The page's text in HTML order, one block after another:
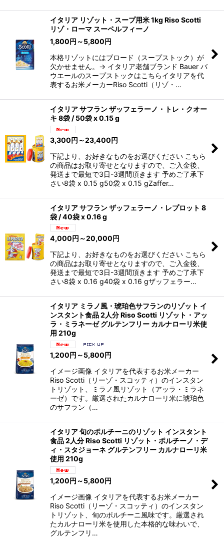
イタリア リゾット・スープ用米 1kg Riso Scotti
リゾ・ローマ スーペルフィーノ
1,800円 ～5,800円
本格リゾットにはブロード（スープストック）が
欠かせません。→ イタリア老舗ブランド Bauer バ
ウエールのスープストックはこちらイタリアを代
表するお米メーカーRiso Scotti（リゾ・…
イタリア サフラン ザッフェラーノ・トレ・クオー
キ 8袋 / 50袋 x 0.15 g
3,300円 ～23,400円
下記より、お好きなものをお選びください こちら
の商品はお取り寄せとなりますので、ご入金後、
発送まで最短で3日-3週間頂きます 予めご了承下
さい8袋 x 0.15 g50袋 x 0.15 gZaffer…
イタリア サフラン ザッフェラーノ・レプロット 8
袋 / 40袋 x 0.16 g
4,000円 ～20,000円
下記より、お好きなものをお選びください こちら
の商品はお取り寄せとなりますので、ご入金後、
発送まで最短で3日-3週間頂きます 予めご了承下
さい8袋 x 0.16 g40袋 x 0.16 gザッフェラー…
イタリア ミラノ風・琥珀色サフランのリゾット イ
ンスタント食品 2人分 Riso Scotti リゾット・アッ
ラ・ミラネーゼ グルテンフリー カルナローリ米使
用 210g
1,200円 ～5,800円
イメージ画像 イタリアを代表するお米メーカー
Riso Scotti（リーゾ・スコッティ）のインスタン
トリゾット、ミラノ風リゾット（アッラ・ミラネ
ーゼ）です。厳選されたカルナローリ米に琥珀色
のサフラン（…
イタリア 旬のポルチーニのリゾット インスタント
食品 2人分 Riso Scotti リゾット・ポルチーノ・デ
ィ・スタジョーネ グルテンフリー カルナローリ米
使用 210g
1,200円 ～5,800円
イメージ画像 イタリアを代表するお米メーカー
Riso Scotti（リーゾ・スコッティ）のインスタン
トリゾット、旬のポルチーニ風味です。厳選され
たカルナローリ米を使用した本格的な味わいで、
グルテンフリ…